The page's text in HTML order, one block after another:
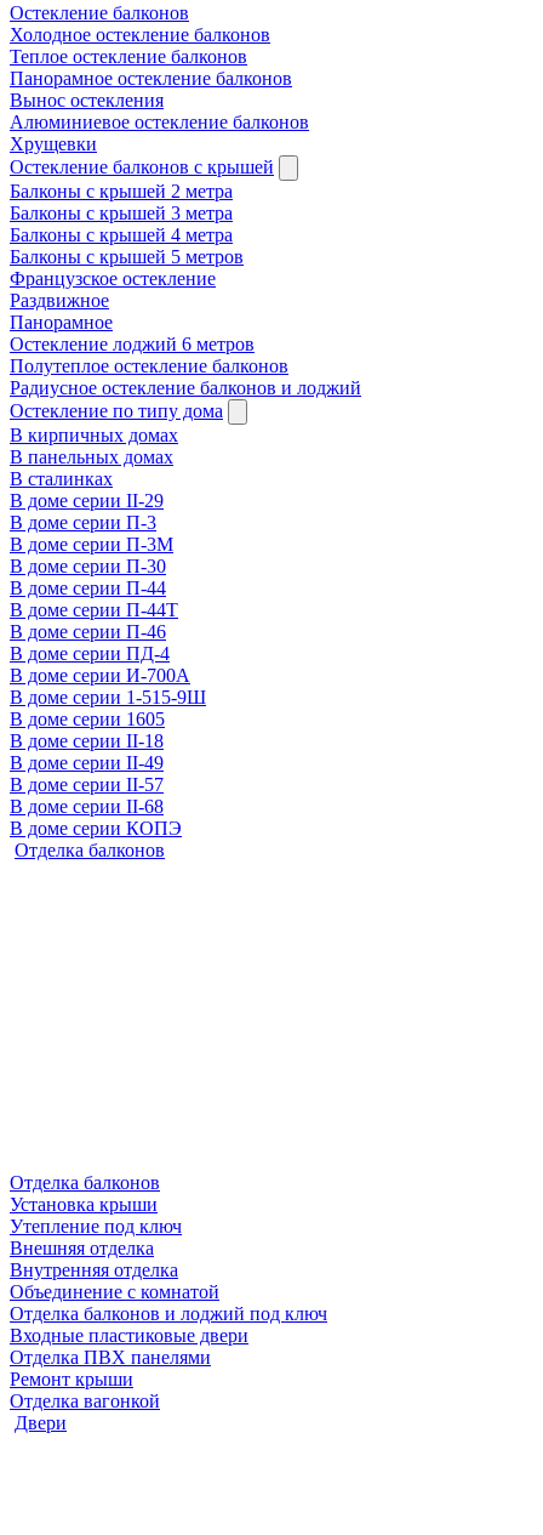
Остекление балконов
Холодное остекление балконов
Теплое остекление балконов
Панорамное остекление балконов
Вынос остекления
Алюминиевое остекление балконов
Хрущевки
Остекление балконов с крышей
Балконы с крышей 2 метра
Балконы с крышей 3 метра
Балконы с крышей 4 метра
Балконы с крышей 5 метров
Французское остекление
Раздвижное
Панорамное
Остекление лоджий 6 метров
Полутеплое остекление балконов
Радиусное остекление балконов и лоджий
Остекление по типу дома
В кирпичных домах
В панельных домах
В сталинках
В доме серии II-29
В доме серии П-3
В доме серии П-3М
В доме серии П-30
В доме серии П-44
В доме серии П-44Т
В доме серии П-46
В доме серии ПД-4
В доме серии И-700А
В доме серии 1-515-9Ш
В доме серии 1605
В доме серии II-18
В доме серии II-49
В доме серии II-57
В доме серии II-68
В доме серии КОПЭ
Отделка балконов
Отделка балконов
Установка крыши
Утепление под ключ
Внешняя отделка
Внутренняя отделка
Объединение с комнатой
Отделка балконов и лоджий под ключ
Входные пластиковые двери
Отделка ПВХ панелями
Ремонт крыши
Отделка вагонкой
Двери